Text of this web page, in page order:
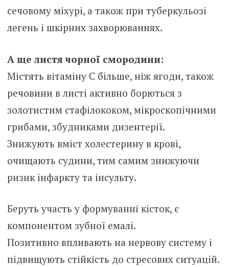
сечовому міхурі, а також при туберкульозі
легень і шкірних захворюваннях.
А ще листя чорної смородини:
Містять вітаміну С більше, ніж ягоди, також
речовини в листі активно борються з
золотистим стафілококом, мікроскопічними
грибами, збудниками дизентерії.
Знижують вміст холестерину в крові,
очищають судини, тим самим знижуючи
ризик інфаркту та інсульту.
Беруть участь у формуванні кісток, є
компонентом зубної емалі.
Позитивно впливають на нервову систему і
підвищують стійкість до стресових ситуацій.